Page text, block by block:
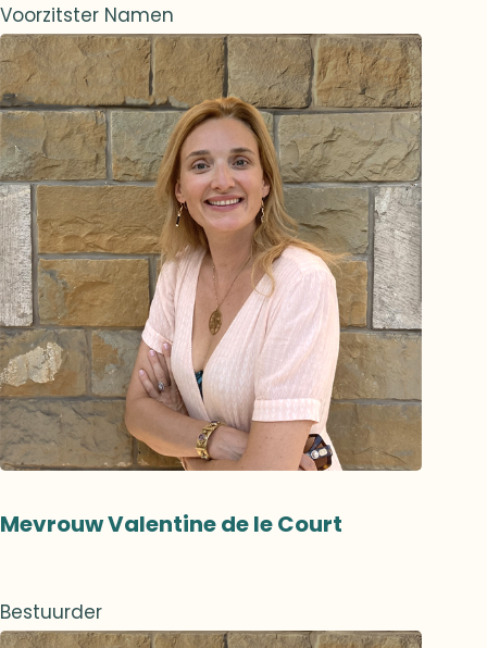
Voorzitster Namen
Mevrouw Valentine de le Court
Bestuurder